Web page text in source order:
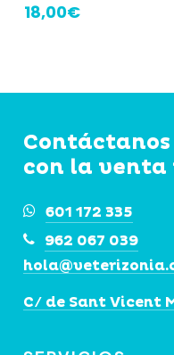
18,00€
con la
601 172 335
962 067 039
C/ de Sant Vicent